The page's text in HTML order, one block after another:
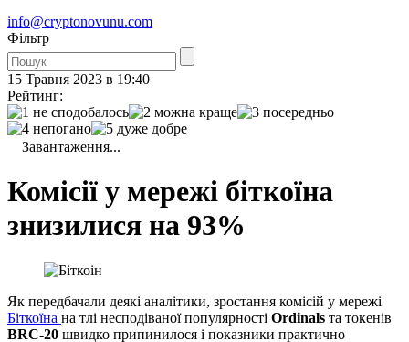
info@cryptonovunu.com
Фiльтр
15 Травня 2023 в 19:40
Рейтинг:
Завантаження...
Комісії у мережі біткоїна
знизилися на 93%
Як передбачали деякі аналітики, зростання комісій у мережі
Біткоїна на тлі несподіваної популярності Ordinals та токенів
BRC-20 швидко припинилося і показники практично